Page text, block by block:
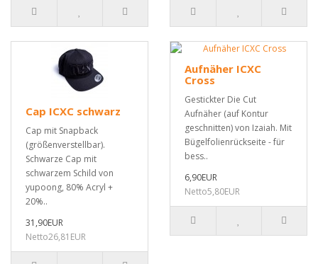
Cap ICXC schwarz
Cap mit Snapback
(größenverstellbar).
Schwarze Cap mit
schwarzem Schild von
yupoong, 80% Acryl +
20%..
31,90EUR
Netto26,81EUR
Aufnäher ICXC
Cross
Gestickter Die Cut
Aufnäher (auf Kontur
geschnitten) von Izaiah. Mit
Bügelfolienrückseite - für
bess..
6,90EUR
Netto5,80EUR